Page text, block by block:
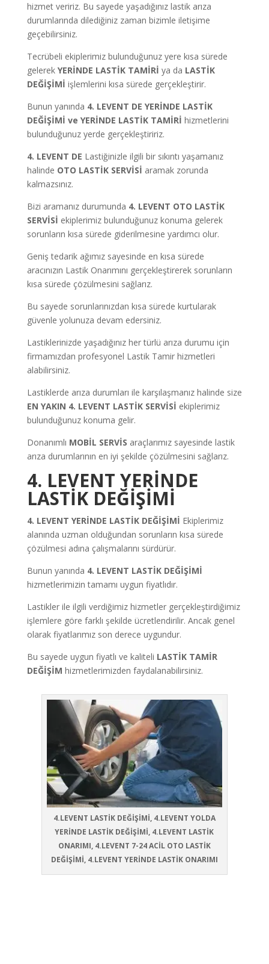
hizmet veririz. Bu sayede yaşadığınız lastik arıza
durumlarında dilediğiniz zaman bizimle iletişime
geçebilirsiniz.
Tecrübeli ekiplerimiz bulunduğunuz yere kısa sürede
gelerek YERİNDE LASTİK TAMİRİ ya da LASTİK
DEĞİŞİMİ işlemlerini kısa sürede gerçekleştirir.
Bunun yanında 4. LEVENT DE YERİNDE LASTİK
DEĞİŞİMİ ve YERİNDE LASTİK TAMİRİ hizmetlerini
bulunduğunuz yerde gerçekleştiririz.
4. LEVENT DE Lastiğinizle ilgili bir sıkıntı yaşamanız
halinde OTO LASTİK SERVİSİ aramak zorunda
kalmazsınız.
Bizi aramanız durumunda 4. LEVENT OTO LASTİK
SERVİSİ ekiplerimiz bulunduğunuz konuma gelerek
sorunların kısa sürede giderilmesine yardımcı olur.
Geniş tedarik ağımız sayesinde en kısa sürede
aracınızın Lastik Onarımını gerçekleştirerek sorunların
kısa sürede çözülmesini sağlarız.
Bu sayede sorunlarınızdan kısa sürede kurtularak
güvenle yolunuza devam edersiniz.
Lastiklerinizde yaşadığınız her türlü arıza durumu için
firmamızdan profesyonel Lastik Tamir hizmetleri
alabilirsiniz.
Lastiklerde arıza durumları ile karşılaşmanız halinde size
EN YAKIN 4. LEVENT LASTİK SERVİSİ ekiplerimiz
bulunduğunuz konuma gelir.
Donanımlı MOBİL SERVİS araçlarımız sayesinde lastik
arıza durumlarının en iyi şekilde çözülmesini sağlarız.
4. LEVENT YERİNDE
LASTİK DEĞİŞİMİ
4. LEVENT YERİNDE LASTİK DEĞİŞİMİ Ekiplerimiz
alanında uzman olduğundan sorunların kısa sürede
çözülmesi adına çalışmalarını sürdürür.
Bunun yanında 4. LEVENT LASTİK DEĞİŞİMİ
hizmetlerimizin tamamı uygun fiyatlıdır.
Lastikler ile ilgili verdiğimiz hizmetler gerçekleştirdiğimiz
işlemlere göre farklı şekilde ücretlendirilir. Ancak genel
olarak fiyatlarımız son derece uygundur.
Bu sayede uygun fiyatlı ve kaliteli LASTİK TAMİR
DEĞİŞİM hizmetlerimizden faydalanabilirsiniz.
4.LEVENT LASTİK DEĞİŞİMİ, 4.LEVENT YOLDA
YERİNDE LASTİK DEĞİŞİMİ, 4.LEVENT LASTİK
ONARIMI, 4.LEVENT 7-24 ACİL OTO LASTİK
DEĞİŞİMİ, 4.LEVENT YERİNDE LASTİK ONARIMI